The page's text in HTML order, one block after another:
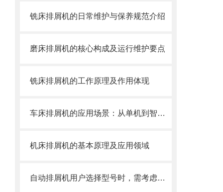
铣床排屑机的日常维护与保养规范介绍
磨床排屑机的核心构成及运行维护要点
铣床排屑机的工作原理及作用体现
车床排屑机的应用场景：从单机到智能产线
机床排屑机的基本原理及应用领域
自动排屑机用户选择型号时，需考虑哪些事项？